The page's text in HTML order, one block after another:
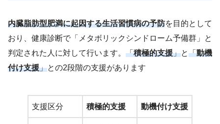
内臓脂肪型肥満に起因する生活習慣病の予防を目的として
おり、健康診断で「メタボリックシンドローム予備群」と
判定された人に対して行います。 「積極的支援」と「動機
付け支援」との2段階の支援があります
支援区分 積極的支援 動機付け支援